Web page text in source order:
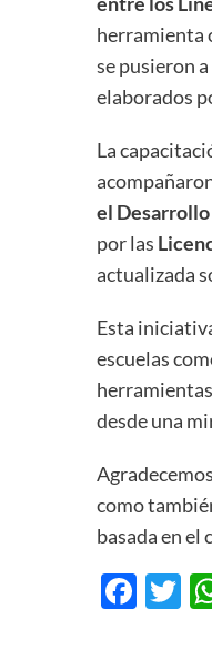
herramienta
se pusieron
elaborados
La
el
por las
actualizada
Esta
escuelas
desde una
como
basada en el